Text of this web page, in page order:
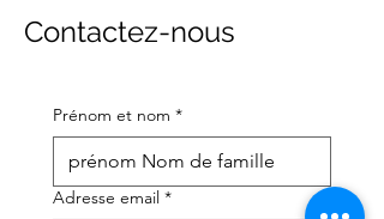
Contactez-nous
Prénom et nom *
Adresse email *